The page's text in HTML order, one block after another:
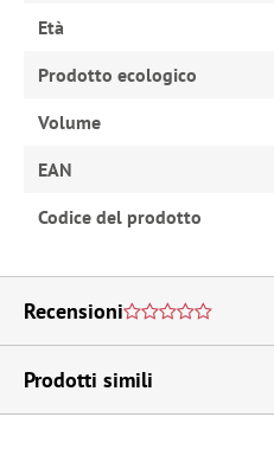
Età
Prodotto ecologico
Volume
EAN
Codice del prodotto
Recensioni
Prodotti simili